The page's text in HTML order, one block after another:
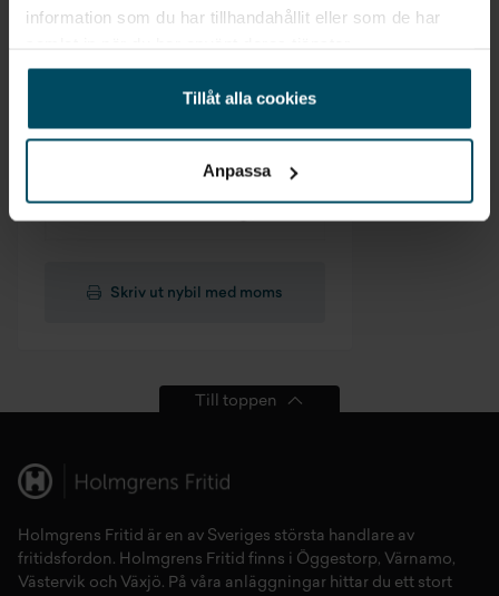
information som du har tillhandahållit eller som de har
Tillåt alla cookies
Anpassa
Skriv ut nybil med moms
Till toppen
Holmgrens Fritid är en av Sveriges största handlare av
fritidsfordon . Holmgrens Fritid finns i Öggestorp, Värnamo,
Västervik och Växjö. På våra anläggningar hittar du ett stort